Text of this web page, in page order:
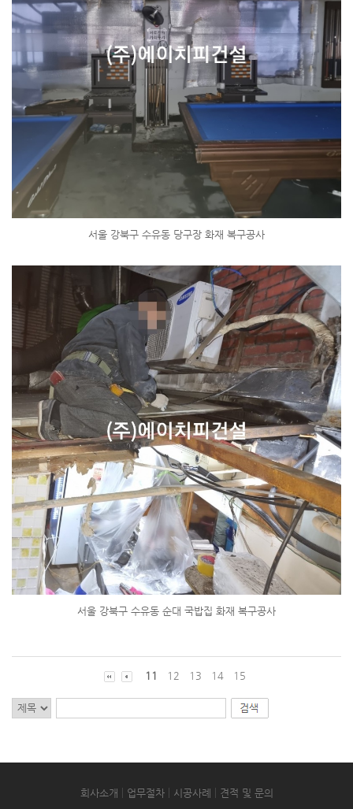
서울 강북구 수유동 당구장 화재 복구공사
서울 강북구 수유동 순대 국밥집 화재 복구공사
11 12 13 14 15
회사소개 업무절차 시공사례 견적 및 문의